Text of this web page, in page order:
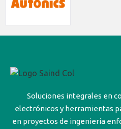
Soluciones integrales en
electrónicos y herramientas
en proyectos de ingeniería